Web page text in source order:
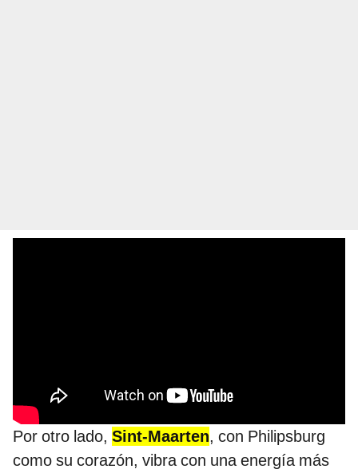
Por otro lado, Sint-Maarten, con Philipsburg
como su corazón, vibra con una energía más